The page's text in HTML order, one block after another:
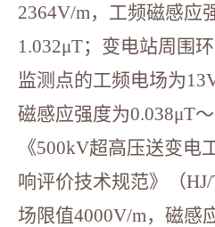
2364V/m，工频磁感应
1.032μT；变电站周围
监测点的工频电场为
磁感应强度为0.038μT
《500kV超高压送变电
响评价技术规范》（
场限值4000V/m，磁感